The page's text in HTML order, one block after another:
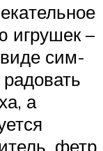
игру­шек –
виде сим­
радо­вать
а
фетр